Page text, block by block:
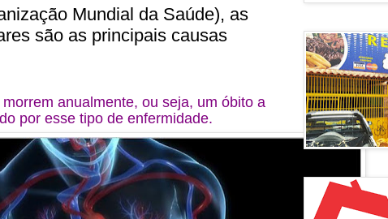
Mundial da Saúde), as
são as principais causas
anualmente, ou seja, um óbito a
por esse tipo de enfermidade.